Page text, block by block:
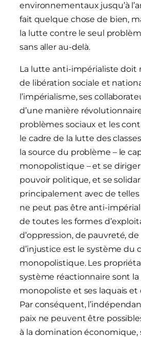
environnementaux jusqu’à
fait quelque chose de bien,
la lutte contre le seul
sans aller au-delà.
La lutte anti-impérialiste doit
de libération sociale et
l’impérialisme, ses
d’une manière
problèmes sociaux et les
le cadre de la lutte des
la source du problème – le
monopolistique – et se
pouvoir politique, et se
principalement avec de
ne peut pas être anti-
de toutes les formes
d’oppression, de pauvreté,
d’injustice est le système du
monopolistique. Les
système réactionnaire sont
monopoliste et ses laquais et
Par conséquent,
paix ne peuvent être
à la domination économique,